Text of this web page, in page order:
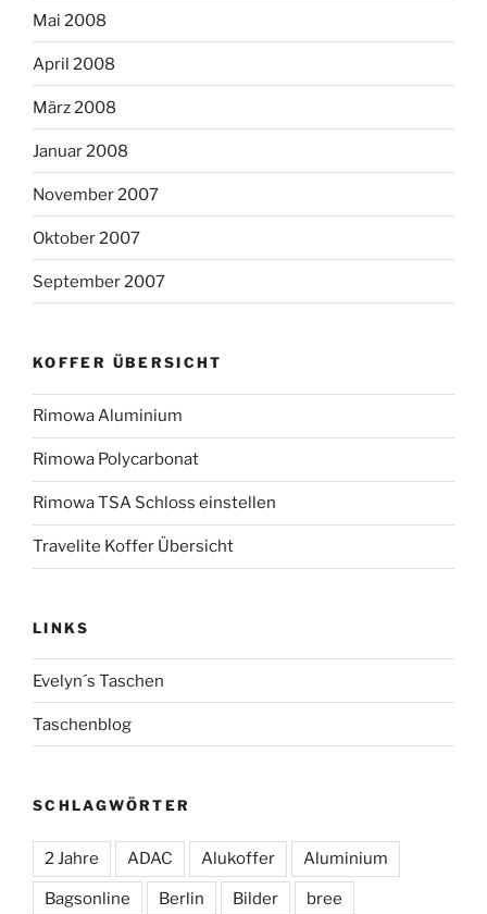
Mai 2008
April 2008
März 2008
Januar 2008
November 2007
Oktober 2007
September 2007
KOFFER ÜBERSICHT
Rimowa Aluminium
Rimowa Polycarbonat
Rimowa TSA Schloss einstellen
Travelite Koffer Übersicht
LINKS
Evelyn´s Taschen
Taschenblog
SCHLAGWÖRTER
2 Jahre ADAC Alukoffer Aluminium
Bagsonline Berlin Bilder bree